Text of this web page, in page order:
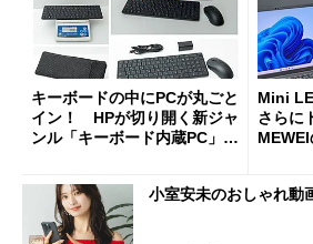
キーボードの中にPCが丸ごと
イン！ HPが切り開く新ジャ
ンル「キーボード内蔵PC」の
Mini
さらに
小室安未のおしゃれ動